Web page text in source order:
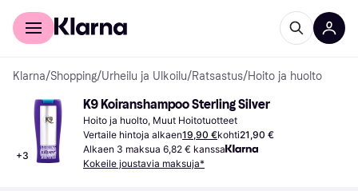
Kuluttajille
Klarna/Shopping/Urheilu ja Ulkoilu/Ratsastus/Hoito ja huolto
+3
K9 Koiranshampoo Sterling Silver
Hoito ja huolto, Muut Hoitotuotteet
Vertaile hintoja alkaen19,90 €kohti21,90 €
Alkaen 3 maksua 6,82 € kanssa
Kokeile joustavia maksuja*